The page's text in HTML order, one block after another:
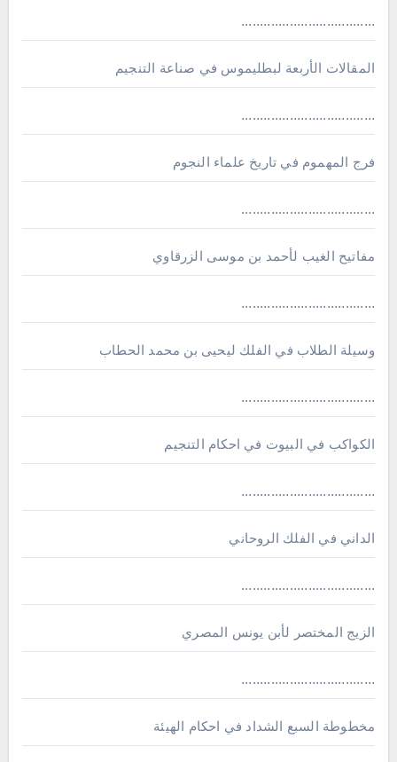
....................................
المقالات الأربعة لبطليموس في صناعة التنجيم
....................................
فرج المهموم في تاريخ علماء النجوم
....................................
مفاتيح الغيب لأحمد بن موسى الزرقاوي
....................................
وسيلة الطلاب في الفلك ليحيى بن محمد الحطاب
....................................
الكواكب في البيوت في احكام التنجيم
....................................
الداني في الفلك الروحاني
....................................
الزيج المختصر لأبن يونس المصري
....................................
مخطوطة السبع الشداد في احكام الهيئة